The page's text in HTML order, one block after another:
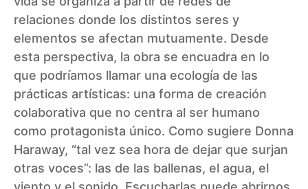
relaciones donde los distintos seres y
elementos se afectan mutuamente. Desde
esta perspectiva, la obra se encuadra en lo
que podríamos llamar una ecología de las
prácticas artísticas: una forma de creación
colaborativa que no centra al ser humano
como protagonista único. Como sugiere Donna
Haraway, “tal vez sea hora de dejar que surjan
otras voces”: las de las ballenas, el agua, el